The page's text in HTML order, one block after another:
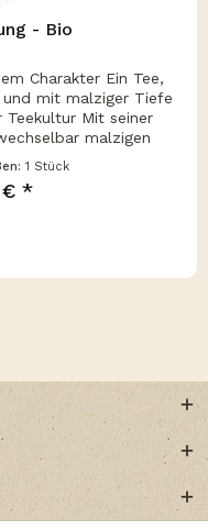
- Bio
Charakter Ein Tee,
mit malziger Tiefe
Teekultur Mit seiner
malzigen
1 Stück
€ *